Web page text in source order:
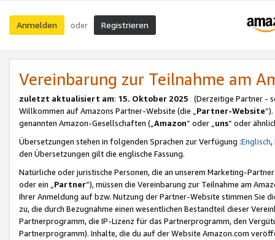
Anmelden oder Registrieren
Vereinbarung zur Teilnahme am
zuletzt aktualisiert am: 15. Oktober 2025 (Derzeitige Partner -
Willkommen auf Amazons Partner-Website (die „Partner-Website
genannten Amazon-Gesellschaften („Amazon“ oder „uns“ oder
Übersetzungen stehen in folgenden Sprachen zur Verfügung :Englisch,
den Übersetzungen gilt die englische Fassung.
Natürliche oder juristische Personen, die an unserem Marketing-
oder ein „Partner“), müssen die Vereinbarung zur Teilnahme am
Ihrer Anmeldung auf bzw. Nutzung der Partner-Website stimmen Sie
zu, die durch Bezugnahme einen wesentlichen Bestandteil dieser
Partnerprogramm, die IP-Lizenz für das Partnerprogramm, den
Partnerprogramm). Inhalte, die du auf der Website Amazon.com